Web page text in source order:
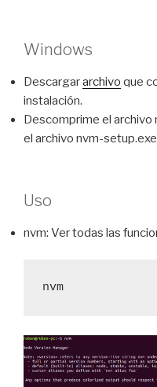
Windows
Descargararchivo que
instalación.
Descomprime el archivo
el archivo nvm-setup.exe
Uso
nvm: Ver todas las
nvm